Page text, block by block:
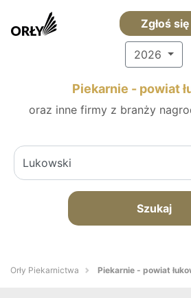
Zgłoś się
2026
Piekarnie - powiat
oraz inne firmy z branży
Szukaj
Orły Piekarnictwa Piekarnie - powiat